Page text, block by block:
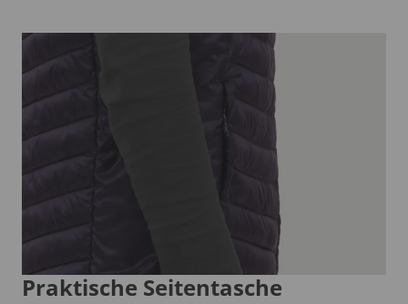
Praktische Seitentasche